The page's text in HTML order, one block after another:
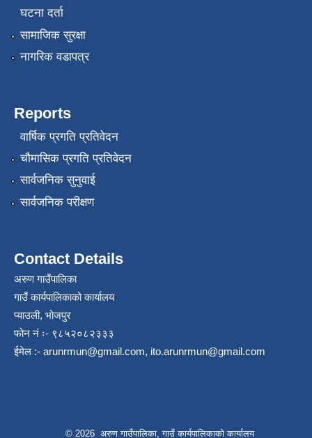
घटना दर्ता
सामाजिक सुरक्षा
नागरिक वडापत्र
Reports
वार्षिक प्रगति प्रतिवेदन
चौमासिक प्रगति प्रतिवेदन
सार्वजनिक सुनुवाई
सार्वजनिक परीक्षण
Contact Details
अरुण गाउँपालिका
गाउँ कार्यपालिकाको कार्यालय
प्याउली, भोजपुर
फोन नं ः- ९८५२०८२३३३
ईमेल :- arunrmun@gmail.com, ito.arunrmun@gmail.com
© 2026 अरुण गाउँपालिका, गाउँ कार्यपालिकाको कार्यालय